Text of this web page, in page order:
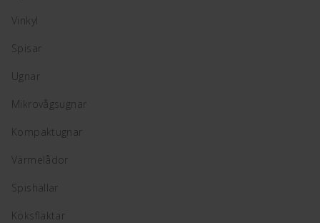
Vinkyl
Spisar
Ugnar
Mikrovågsugnar
Kompaktugnar
Värmelådor
Spishällar
Köksfläktar